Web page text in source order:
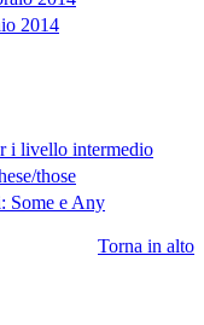
2014
i livello intermedio
those
Some e Any
Torna in alto